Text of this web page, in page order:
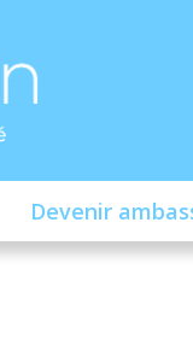
Devenir